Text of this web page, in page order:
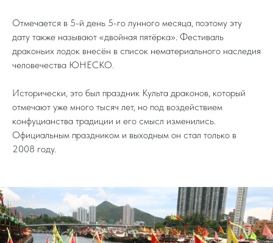
Отмечается в 5-й день 5-го лунного месяца, поэтому эту
дату также называют «двойная пятёрка». Фестиваль
драконьих лодок внесён в список нематериального наследия
человечества ЮНЕСКО.
Исторически, это был праздник Культа драконов, который
отмечают уже много тысяч лет, но под воздействием
конфуцианства традиции и его смысл изменились.
Официальным праздником и выходным он стал только в
2008 году.